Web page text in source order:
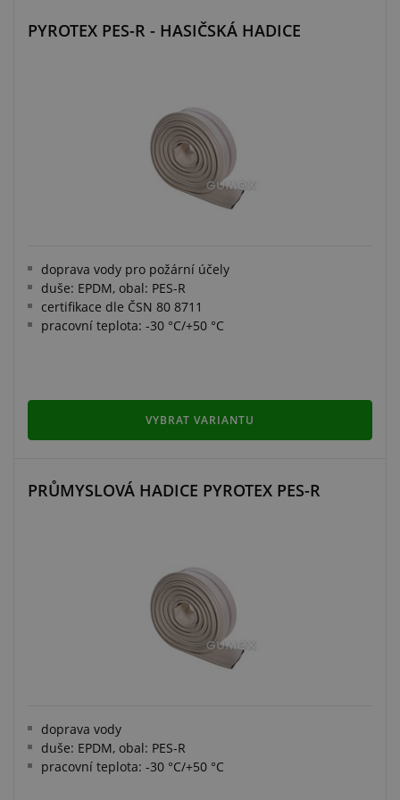
PYROTEX PES-R - HASIČSKÁ HADICE
doprava vody pro požární účely
duše: EPDM, obal: PES-R
certifikace dle ČSN 80 8711
pracovní teplota: -30 °C/+50 °C
VYBRAT VARIANTU
PRŮMYSLOVÁ HADICE PYROTEX PES-R
doprava vody
duše: EPDM, obal: PES-R
pracovní teplota: -30 °C/+50 °C